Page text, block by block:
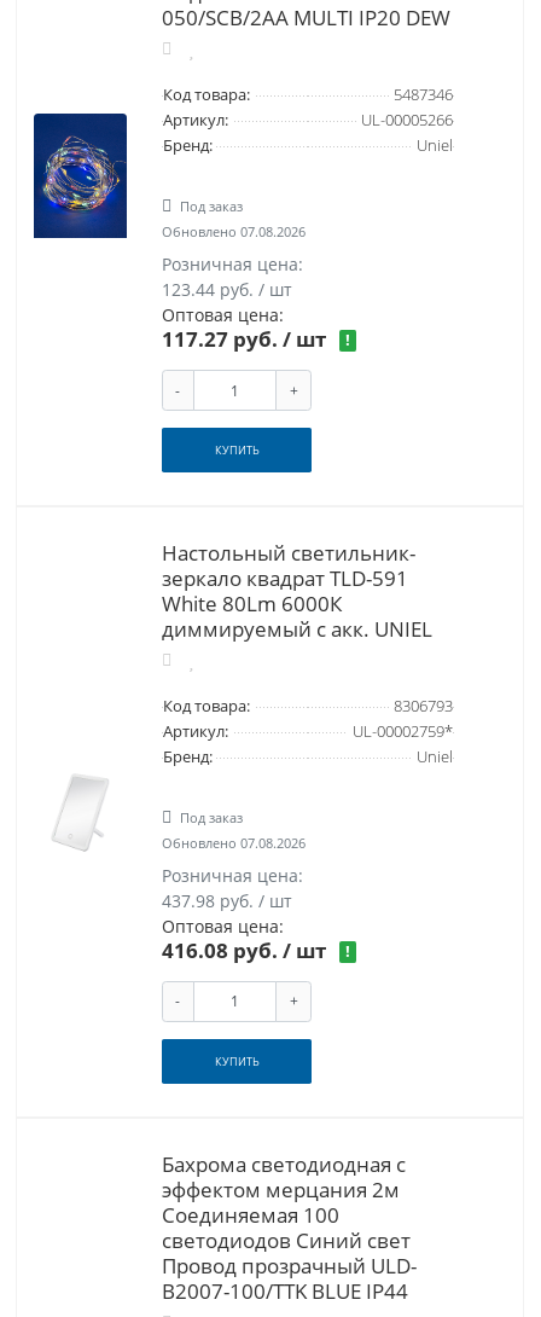
050/SCB/2AA MULTI IP20 DEW
Код товара:
5487346
Артикул:
UL-00005266
Бренд:
Uniel
Под заказ
Обновлено 07.08.2026
Розничная цена:
123.44 руб. / шт
Оптовая цена:
117.27 руб. / шт !
- +
КУПИТЬ
Настольный светильник-
зеркало квадрат TLD-591
White 80Lm 6000К
диммируемый с акк. UNIEL
Код товара:
8306793
Артикул:
UL-00002759*
Бренд:
Uniel
Под заказ
Обновлено 07.08.2026
Розничная цена:
437.98 руб. / шт
Оптовая цена:
416.08 руб. / шт !
- +
КУПИТЬ
Бахрома светодиодная с
эффектом мерцания 2м
Соединяемая 100
светодиодов Синий свет
Провод прозрачный ULD-
B2007-100/TTK BLUE IP44